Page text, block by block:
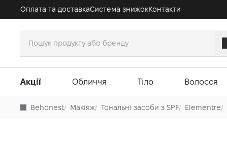
Оплата та доставкаСистема знижокКонтакти
Акції Обличчя Тіло Волосся
Behonest/ Макіяж/ Тональні засоби з SPF/ Elementre/